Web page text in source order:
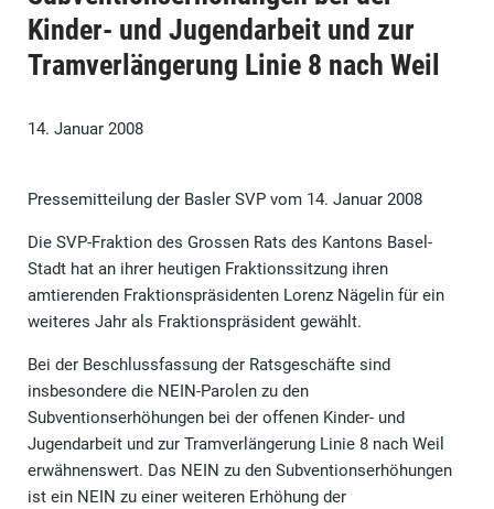
Kinder- und Jugendarbeit und zur
Tramverlängerung Linie 8 nach Weil
14. Januar 2008
Pressemitteilung der Basler SVP vom 14. Januar 2008
Die SVP-Fraktion des Grossen Rats des Kantons Basel-
Stadt hat an ihrer heutigen Fraktionssitzung ihren
amtierenden Fraktionspräsidenten Lorenz Nägelin für ein
weiteres Jahr als Fraktionspräsident gewählt.
Bei der Beschlussfassung der Ratsgeschäfte sind
insbesondere die NEIN-Parolen zu den
Subventionserhöhungen bei der offenen Kinder- und
Jugendarbeit und zur Tramverlängerung Linie 8 nach Weil
erwähnenswert. Das NEIN zu den Subventionserhöhungen
ist ein NEIN zu einer weiteren Erhöhung der